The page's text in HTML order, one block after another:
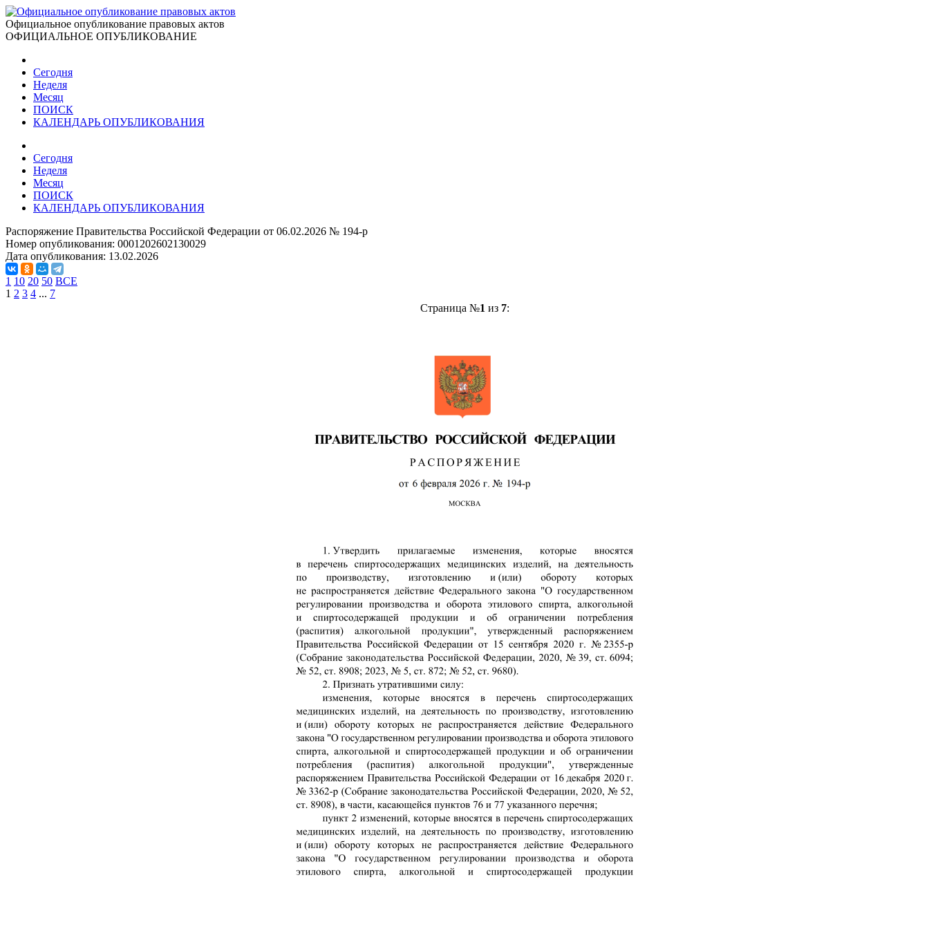
Официальное опубликование правовых актов
ОФИЦИАЛЬНОЕ ОПУБЛИКОВАНИЕ
Сегодня
Неделя
Месяц
ПОИСК
КАЛЕНДАРЬ ОПУБЛИКОВАНИЯ
Сегодня
Неделя
Месяц
ПОИСК
КАЛЕНДАРЬ ОПУБЛИКОВАНИЯ
Распоряжение Правительства Российской Федерации от 06.02.2026 № 194-р
Номер опубликования: 0001202602130029
Дата опубликования: 13.02.2026
1 10 20 50 ВСЕ
1 2 3 4 ... 7
Страница №1 из 7: